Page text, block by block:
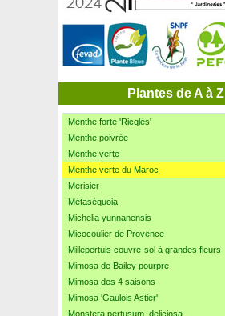
Plantes de A à Z
Mélèze du Japon pleureur
Mélèze hybride
Mélisse citronnelle
Menthe ananas
Menthe Bergamote
Menthe de Corse tapissante
Menthe forte 'Ricqlès'
Menthe poivrée
Menthe verte
Menthe verte du Maroc
Merisier
Métaséquoia
Michelia yunnanensis
Micocoulier de Provence
Millepertuis couvre-sol à grandes fleurs
Mimosa de Bailey pourpre
Mimosa des 4 saisons
Mimosa 'Gaulois Astier'
Monstera pertusum, deliciosa